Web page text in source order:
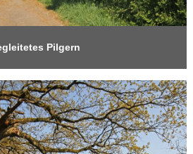
Pilgern